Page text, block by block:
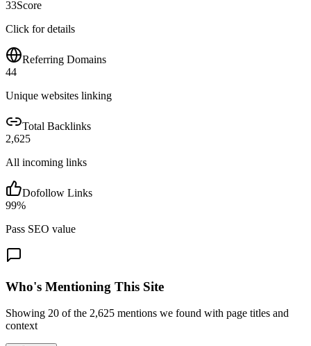
33Score
Click for details
Referring Domains
44
Unique websites linking
Total Backlinks
2,625
All incoming links
Dofollow Links
99%
Pass SEO value
Who's Mentioning This Site
Showing 20 of the 2,625 mentions we found with page titles and
context